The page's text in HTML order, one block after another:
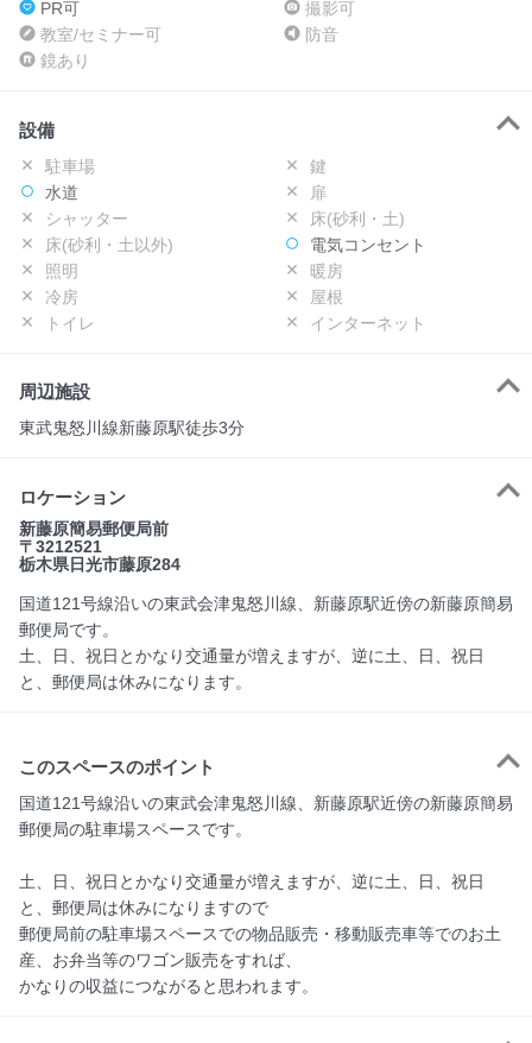
PR可
撮影可
教室/セミナー可
防音
鏡あり
設備
駐車場
鍵
水道
扉
シャッター
床(砂利・土)
床(砂利・土以外)
電気コンセント
照明
暖房
冷房
屋根
トイレ
インターネット
周辺施設
東武鬼怒川線新藤原駅徒歩3分
ロケーション
新藤原簡易郵便局前
〒3212521
栃木県日光市藤原284
国道121号線沿いの東武会津鬼怒川線、新藤原駅近傍の新藤原簡易
郵便局です。
土、日、祝日とかなり交通量が増えますが、逆に土、日、祝日
と、郵便局は休みになります。
このスペースのポイント
国道121号線沿いの東武会津鬼怒川線、新藤原駅近傍の新藤原簡易
郵便局の駐車場スペースです。
土、日、祝日とかなり交通量が増えますが、逆に土、日、祝日
と、郵便局は休みになりますので
郵便局前の駐車場スペースでの物品販売・移動販売車等でのお土
産、お弁当等のワゴン販売をすれば、
かなりの収益につながると思われます。